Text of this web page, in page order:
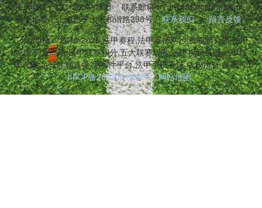
联系电话：131-3567-0381
联系邮箱：7JnTzAQ@sohu.com
联系地址：上海市平山区和谐路398号
联系我们
留言反馈
Copyright © 2016-2025 法甲赛程,法甲直播网,免费视频直播,法甲
现场,回放高清,法甲联赛积分,五大联赛观看,法甲视频直播,法甲球
队表现,足球联赛直播,无插件平台,法甲手机看球 版权所有 备案号:
川ICP备2023051998号 网站地图